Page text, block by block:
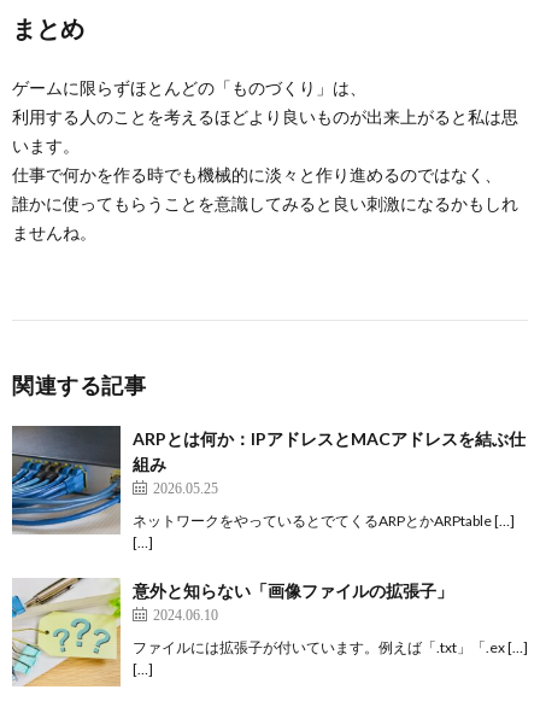
まとめ
ゲームに限らずほとんどの「ものづくり」は、
利用する人のことを考えるほどより良いものが出来上がると私は思
います。
仕事で何かを作る時でも機械的に淡々と作り進めるのではなく、
誰かに使ってもらうことを意識してみると良い刺激になるかもしれ
ませんね。
関連する記事
ARPとは何か：IPアドレスとMACアドレスを結ぶ仕
組み
2026.05.25
ネットワークをやっているとでてくるARPとかARPtable […]
[…]
意外と知らない「画像ファイルの拡張子」
2024.06.10
ファイルには拡張子が付いています。例えば「.txt」「.ex […]
[…]